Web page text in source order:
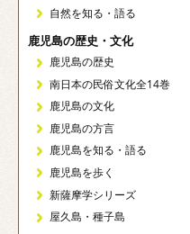
自然を知る・語る
鹿児島の歴史・文化
鹿児島の歴史
南日本の民俗文化全14巻
鹿児島の文化
鹿児島の方言
鹿児島を知る・語る
鹿児島を歩く
新薩摩学シリーズ
屋久島・種子島